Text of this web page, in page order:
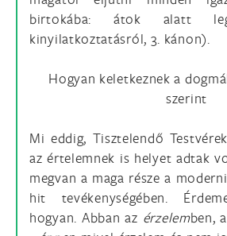
birtokába: átok alatt
kinyilatkoztatásról, 3. kánon).
Hogyan keletkeznek a
szerint
Mi eddig, Tisztelendő
az értelemnek is helyet adtak
megvan a maga része a
hit tevékenységében.
hogyan. Abban az érzelemben,